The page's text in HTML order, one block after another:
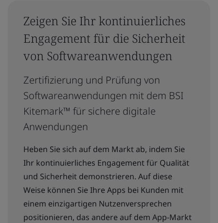
Zeigen Sie Ihr kontinuierliches
Engagement für die Sicherheit
von Softwareanwendungen
Zertifizierung und Prüfung von
Softwareanwendungen mit dem BSI
Kitemark™ für sichere digitale
Anwendungen
Heben Sie sich auf dem Markt ab, indem Sie
Ihr kontinuierliches Engagement für Qualität
und Sicherheit demonstrieren. Auf diese
Weise können Sie Ihre Apps bei Kunden mit
einem einzigartigen Nutzenversprechen
positionieren, das andere auf dem App-Markt